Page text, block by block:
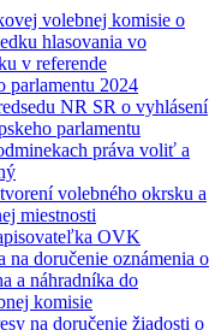
volebnej komisie o
hlasovania vo
v referende
parlamentu 2024
NR SR o vyhlásení
parlamentu
práva voliť a
volebného okrsku a
miestnosti
OVK
na doručenie oznámenia o
a náhradníka do
komisie
na doručenie žiadosti o